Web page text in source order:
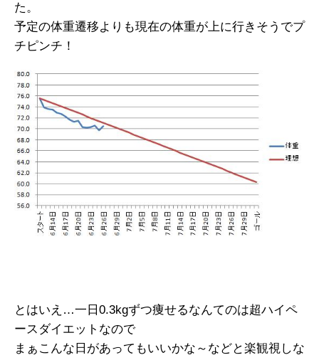
た。
予定の体重遷移よりも現在の体重が上に行きそうでプ
チピンチ！
とはいえ…一日0.3kgずつ痩せるなんてのは超ハイペ
ースダイエットなので
まぁこんな日があってもいいかな～などと楽観視しな